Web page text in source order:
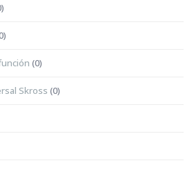
(0)
Skross (0)